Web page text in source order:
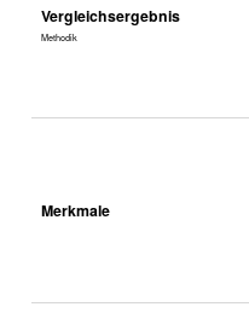
Vergleichsergebnis
Methodik
Merkmale